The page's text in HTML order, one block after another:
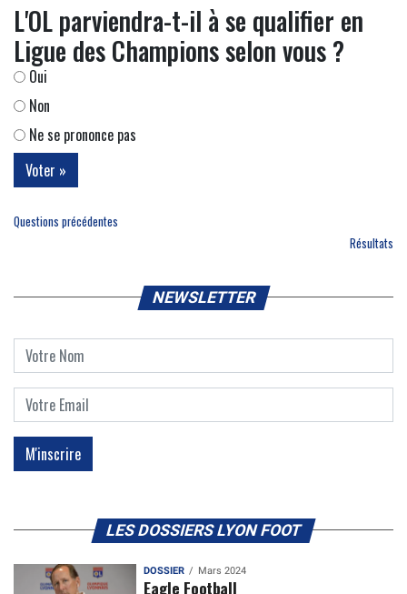
L'OL parviendra-t-il à se qualifier en
Ligue des Champions selon vous ?
Oui
Non
Ne se prononce pas
Questions précédentes
Résultats
NEWSLETTER
LES DOSSIERS LYON FOOT
DOSSIER Mars 2024
Eagle Football